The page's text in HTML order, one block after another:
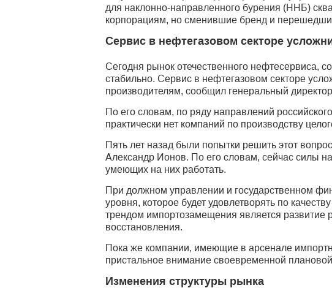
для наклонно-направленного бурения (ННБ)
корпорациям, но сменившие бренд и
Сервис в нефтегазовом секторе
Сегодня рынок отечественного нефтесервиса,
стабильно. Сервис в нефтегазовом секторе
производителям, сообщил генеральный
По его словам, по ряду направлений
практически нет компаний по производству
Пять лет назад были попытки решить этот
Александр Ионов. По его словам, сейчас силы
умеющих на них работать.
При должном управлении и государственном
уровня, которое будет удовлетворять по
трендом импортозамещения является развитие
восстановления.
Пока же компании, имеющие в арсенале
пристальное внимание своевременной
Изменения структуры рынка